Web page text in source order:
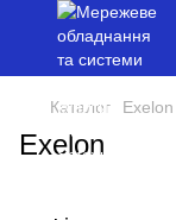
Каталог Exelon
Exelon